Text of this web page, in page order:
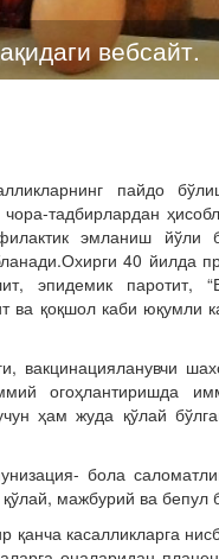
вебсайт.
пайдо
тадбирлардан
эмланиш
40 йилда
эпидемик паротит,
ва қоқшол каби юқумли
вакцинацияланувчи
огоҳлантиришда
ҳам жуда қўлай
бола
мажбурий ва бепул
қанча касалликларга